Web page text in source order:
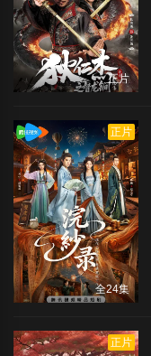
正片
正片
全24集
正片